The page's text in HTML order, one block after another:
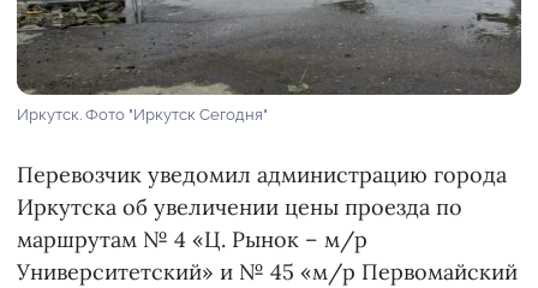
Иркутск. Фото "Иркутск Сегодня"
Перевозчик уведомил администрацию города
Иркутска об увеличении цены проезда по
маршрутам № 4 «Ц. Рынок – м/р
Университетский» и № 45 «м/р Первомайский